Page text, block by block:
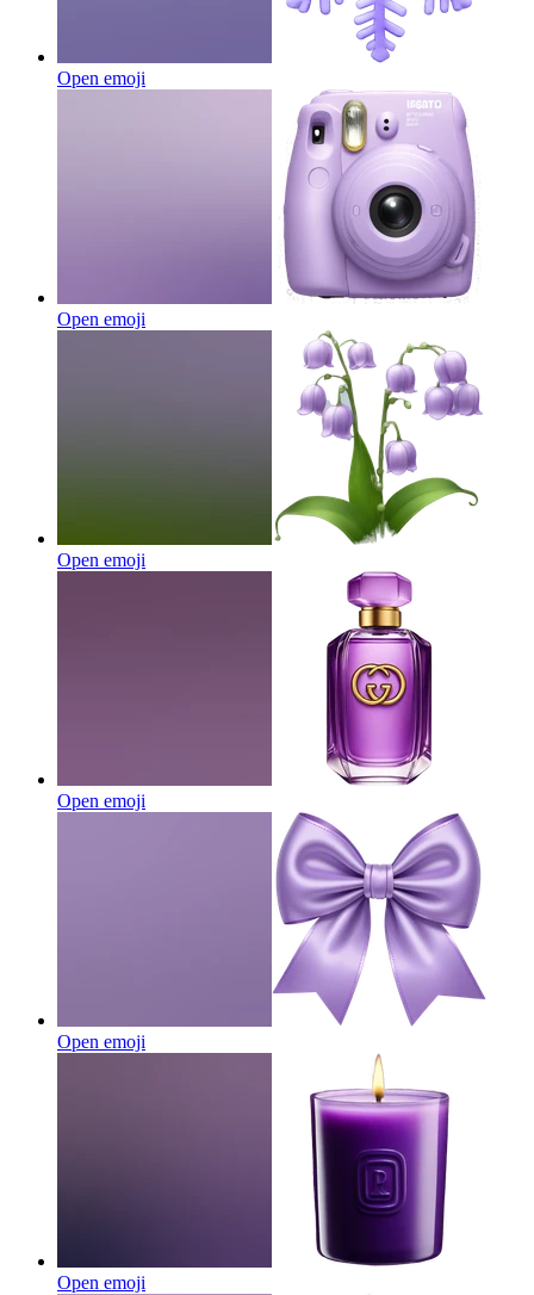
Open emoji
Open emoji
Open emoji
Open emoji
Open emoji
Open emoji